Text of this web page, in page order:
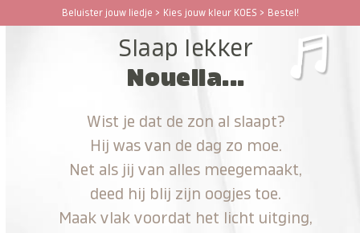
Beluister jouw liedje > Kies jouw kleur KOES > Bestel!
Open
Close
Slaap lekker
Nouella...
Wist je dat de zon al slaapt?
Hij was van de dag zo moe.
Net als jij van alles meegemaakt,
deed hij blij zijn oogjes toe.
Maak vlak voordat het licht uitging,